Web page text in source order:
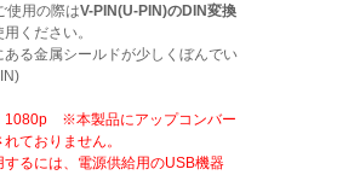
用の際はV-PIN(U-PIN)のDIN変換
ください。
る金属シールドが少しくぼんでい
1080p ※本製品にアップコンバー
ておりません。
るには、電源供給用のUSB機器